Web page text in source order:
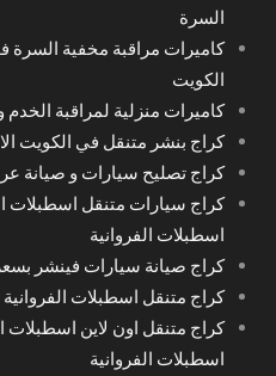
السرة
كاميرات مراقبة مخفية السرة
الكويت
كاميرات منزلية لمراقبة الخدم
كراج بنشر متنقل في الكويت
كراج تصليح سيارات و صيانة
كراج سيارات متنقل اسطبلات
اسطبلات الفروانية
كراج صيانة سيارات فينشر
كراج متنقل اسطبلات
كراج متنقل اون لاين اسطبلات
اسطبلات الفروانية